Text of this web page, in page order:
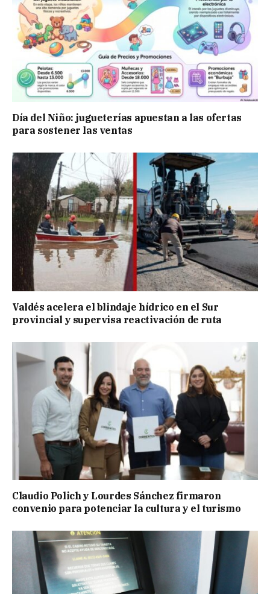
Día del Niño: jugueterías apuestan a las ofertas
para sostener las ventas
Valdés acelera el blindaje hídrico en el Sur
provincial y supervisa reactivación de ruta
Claudio Polich y Lourdes Sánchez firmaron
convenio para potenciar la cultura y el turismo